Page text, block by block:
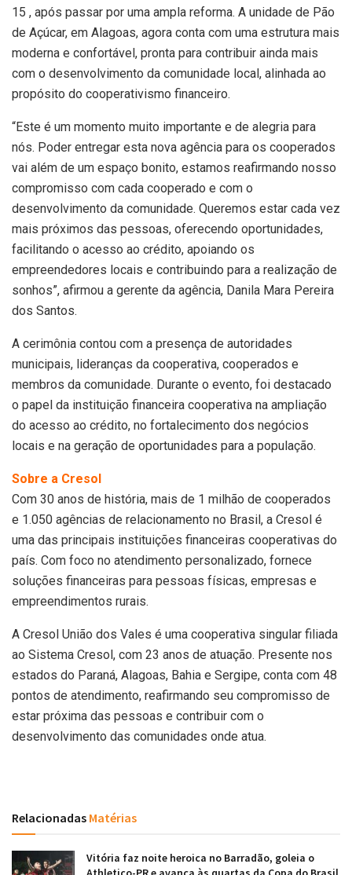
15 , após passar por uma ampla reforma. A unidade de Pão
de Açúcar, em Alagoas, agora conta com uma estrutura mais
moderna e confortável, pronta para contribuir ainda mais
com o desenvolvimento da comunidade local, alinhada ao
propósito do cooperativismo financeiro.
“Este é um momento muito importante e de alegria para
nós. Poder entregar esta nova agência para os cooperados
vai além de um espaço bonito, estamos reafirmando nosso
compromisso com cada cooperado e com o
desenvolvimento da comunidade. Queremos estar cada vez
mais próximos das pessoas, oferecendo oportunidades,
facilitando o acesso ao crédito, apoiando os
empreendedores locais e contribuindo para a realização de
sonhos”, afirmou a gerente da agência, Danila Mara Pereira
dos Santos.
A cerimônia contou com a presença de autoridades
municipais, lideranças da cooperativa, cooperados e
membros da comunidade. Durante o evento, foi destacado
o papel da instituição financeira cooperativa na ampliação
do acesso ao crédito, no fortalecimento dos negócios
locais e na geração de oportunidades para a população.
Sobre a Cresol
Com 30 anos de história, mais de 1 milhão de cooperados
e 1.050 agências de relacionamento no Brasil, a Cresol é
uma das principais instituições financeiras cooperativas do
país. Com foco no atendimento personalizado, fornece
soluções financeiras para pessoas físicas, empresas e
empreendimentos rurais.
A Cresol União dos Vales é uma cooperativa singular filiada
ao Sistema Cresol, com 23 anos de atuação. Presente nos
estados do Paraná, Alagoas, Bahia e Sergipe, conta com 48
pontos de atendimento, reafirmando seu compromisso de
estar próxima das pessoas e contribuir com o
desenvolvimento das comunidades onde atua.
Relacionadas Matérias
Vitória faz noite heroica no Barradão, goleia o